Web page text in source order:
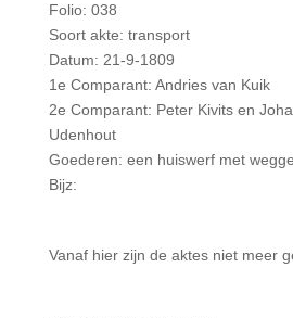
Folio: 038
Soort akte: transport
Datum: 21-9-1809
1e Comparant: Andries van Kuik
2e Comparant: Peter Kivits en
Udenhout
Goederen: een huiswerf met
Bijz:
Vanaf hier zijn de aktes niet meer